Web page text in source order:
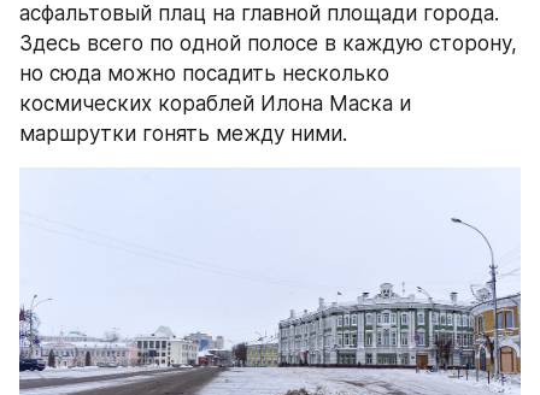
асфальтовый плац на главной площади города.
Здесь всего по одной полосе в каждую сторону,
но сюда можно посадить несколько
космических кораблей Илона Маска и
маршрутки гонять между ними.